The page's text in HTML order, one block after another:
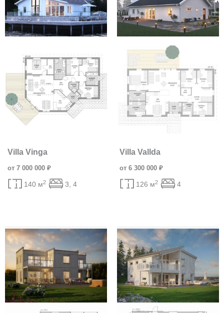
Villa Vinga
от 7 000 000 ₽
140 м2 3, 4
Villa Vallda
от 6 300 000 ₽
126 м2 4